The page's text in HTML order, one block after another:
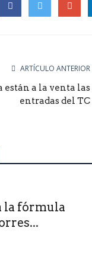
ARTÍCULO ANTERIOR
están a la venta las
entradas del TC
la fórmula